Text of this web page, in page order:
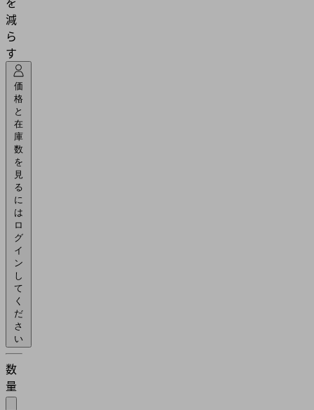
減
ら
す
価
格
と
在
庫
数
を
見
る
に
は
ロ
グ
イ
ン
し
て
く
だ
さ
い
数
量